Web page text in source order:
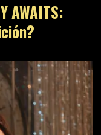
AWAITS: